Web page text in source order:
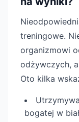
treningowe.
organizmowi
odżywczych,
Oto kilka
bogatej w